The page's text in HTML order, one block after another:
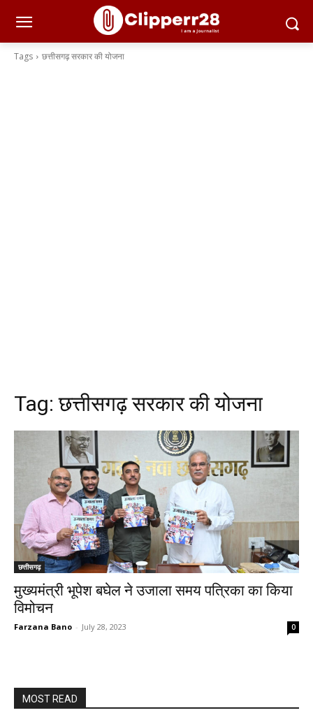
Tags छत्तीसगढ़ सरकार की योजना
Tag:छत्तीसगढ़ सरकार की योजना
छत्तीसगढ़
मुख्यमंत्री भूपेश बघेल ने उजाला समय पत्रिका का किया
विमोचन
Farzana Bano - July 28, 2023 0
MOST READ